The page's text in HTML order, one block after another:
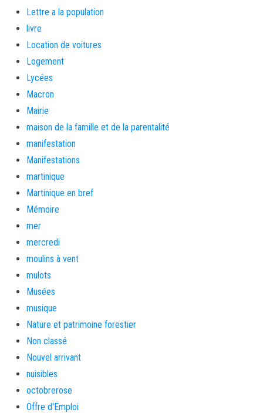
Lettre a la population
livre
Location de voitures
Logement
Lycées
Macron
Mairie
maison de la famille et de la parentalité
manifestation
Manifestations
martinique
Martinique en bref
Mémoire
mer
mercredi
moulins à vent
mulots
Musées
musique
Nature et patrimoine forestier
Non classé
Nouvel arrivant
nuisibles
octobrerose
Offre d'Emploi